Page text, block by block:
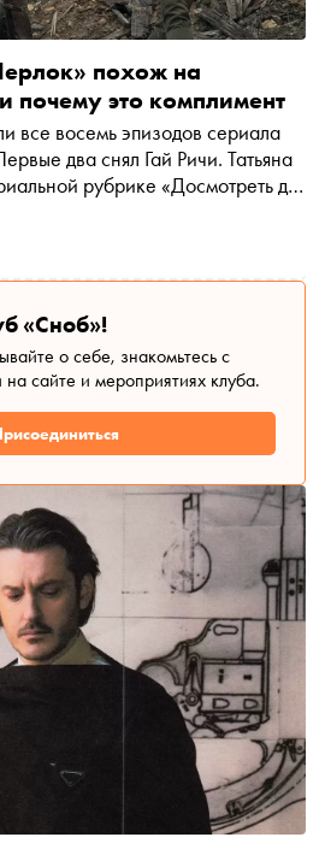
онлайн-кинотеатра и
телевидения 24ТВ, вспоминает
культовые картины
похож на
почему это комплимент
все восемь эпизодов сериала
два снял Гай Ричи. Татьяна
«Досмотреть до
британского
«Сноб»!
о себе, знакомьтесь с
сайте и мероприятиях клуба.